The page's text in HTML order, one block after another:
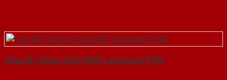
Cửa Gỗ Chống Cháy MDF Laminate P1R2